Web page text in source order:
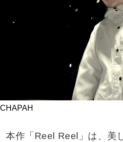
CHAPAH
本作「Reel Reel」は、美